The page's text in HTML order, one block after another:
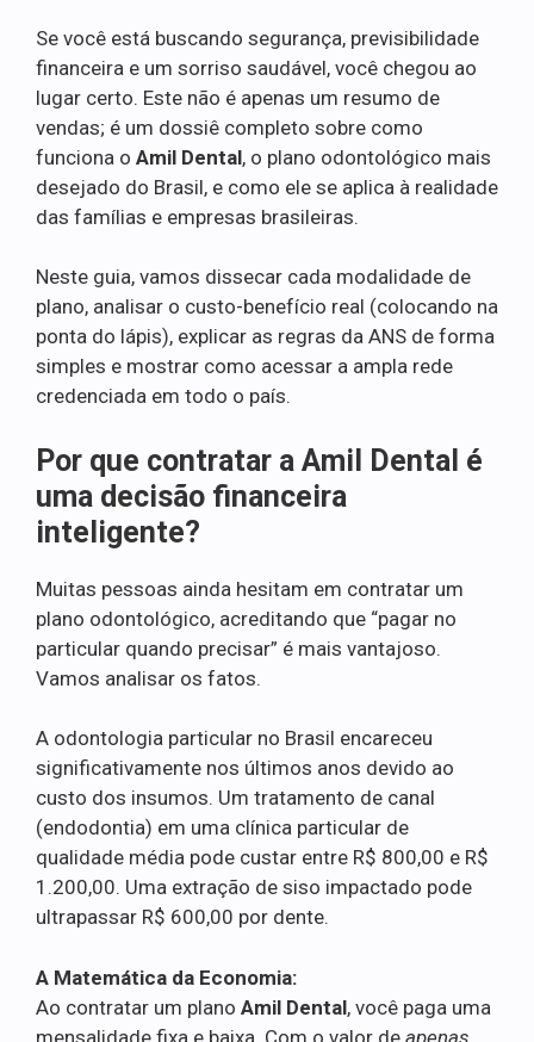
Se você está buscando segurança, previsibilidade
financeira e um sorriso saudável, você chegou ao
lugar certo. Este não é apenas um resumo de
vendas; é um dossiê completo sobre como
funciona o Amil Dental, o plano odontológico mais
desejado do Brasil, e como ele se aplica à realidade
das famílias e empresas brasileiras.
Neste guia, vamos dissecar cada modalidade de
plano, analisar o custo-benefício real (colocando na
ponta do lápis), explicar as regras da ANS de forma
simples e mostrar como acessar a ampla rede
credenciada em todo o país.
Por que contratar a Amil Dental é
uma decisão financeira
inteligente?
Muitas pessoas ainda hesitam em contratar um
plano odontológico, acreditando que “pagar no
particular quando precisar” é mais vantajoso.
Vamos analisar os fatos.
A odontologia particular no Brasil encareceu
significativamente nos últimos anos devido ao
custo dos insumos. Um tratamento de canal
(endodontia) em uma clínica particular de
qualidade média pode custar entre R$ 800,00 e R$
1.200,00. Uma extração de siso impactado pode
ultrapassar R$ 600,00 por dente.
A Matemática da Economia:
Ao contratar um plano Amil Dental, você paga uma
mensalidade fixa e baixa. Com o valor de apenas